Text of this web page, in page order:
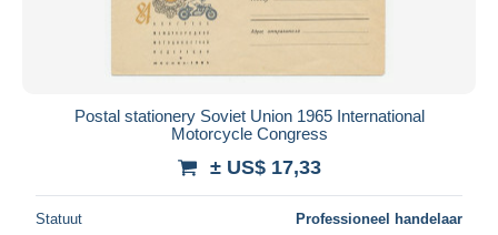
Postal stationery Soviet Union 1965 International
Motorcycle Congress
± US$ 17,33
Statuut Professioneel handelaar